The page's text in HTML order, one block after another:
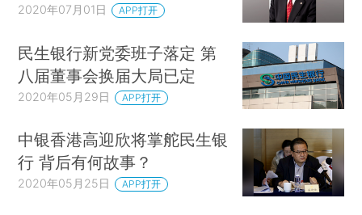
2020年07月01日 APP打开
民生银行新党委班子落定 第
八届董事会换届大局已定
2020年05月29日 APP打开
中银香港高迎欣将掌舵民生银
行 背后有何故事？
2020年05月25日 APP打开